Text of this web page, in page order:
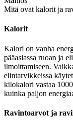
Mitä ovat kalorit ja
Kalorit
Kalori on vanha
pääasiassa ruoan ja
ilmoittamiseen.
elintarvikkeissa
kilokalori vastaa
kuinka paljon
Ravintoarvot ja